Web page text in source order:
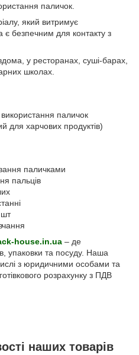
паличок.
який витримує
є безпечним для контакту з
у ресторанах, суші-барах,
школах.
паличок
для харчових продуктів)
паличками
пальців
house.in.ua – де
упаковки та посуду. Наша
з юридичними особами та
розрахунку з ПДВ
наших товарів